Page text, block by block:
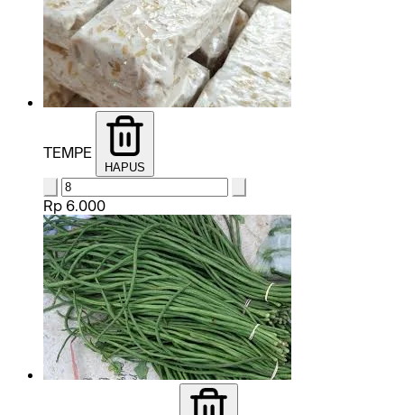
TEMPE
HAPUS
Rp 6.000